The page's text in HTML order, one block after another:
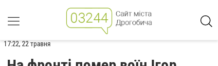
17:22, 22 травня